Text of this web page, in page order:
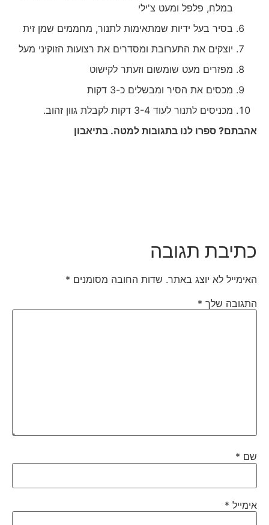
במלח, פלפל ומעט צ'ילי
בסיר בעל ידיות שמתאימות לתנור, מחממים שמן זית
יוצקים את התערובת ומסדרים את רצועות הזוקיני מעל
מפזרים מעט שומשום וזעתר לקישוט
מכסים את הסיר ומבשלים כ-3 דקות
מכניסים לתנור לעוד 3-4 דקות לקבלת גוון זהוב.
אהבתם? ספרו לנו בתגובות למטה. בתיאבון
כתיבת תגובה
האימייל לא יוצג באתר. שדות החובה מסומנים*
התגובה שלך*
שם*
אימייל*